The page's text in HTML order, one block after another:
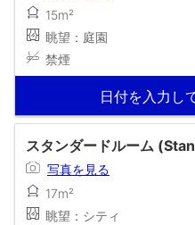
15m²
眺望：庭園
禁煙
日付を入力し
スタンダードルーム
写真を見る
17m²
眺望：シティ